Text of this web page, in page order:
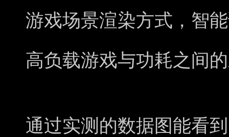
游戏场景渲染方式，智
高负载游戏与功耗之间
通过实测的数据图能看